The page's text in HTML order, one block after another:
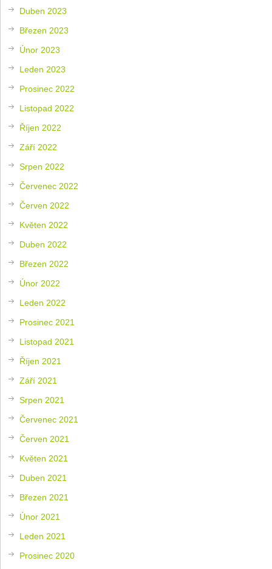
Duben 2023
Březen 2023
Únor 2023
Leden 2023
Prosinec 2022
Listopad 2022
Říjen 2022
Září 2022
Srpen 2022
Červenec 2022
Červen 2022
Květen 2022
Duben 2022
Březen 2022
Únor 2022
Leden 2022
Prosinec 2021
Listopad 2021
Říjen 2021
Září 2021
Srpen 2021
Červenec 2021
Červen 2021
Květen 2021
Duben 2021
Březen 2021
Únor 2021
Leden 2021
Prosinec 2020